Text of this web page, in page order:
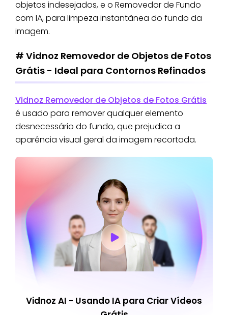
objetos indesejados, e o Removedor de Fundo
com IA, para limpeza instantânea do fundo da
imagem.
# Vidnoz Removedor de Objetos de Fotos
Grátis - Ideal para Contornos Refinados
Vidnoz Removedor de Objetos de Fotos Grátis
é usado para remover qualquer elemento
desnecessário do fundo, que prejudica a
aparência visual geral da imagem recortada.
Vidnoz AI - Usando IA para Criar Vídeos